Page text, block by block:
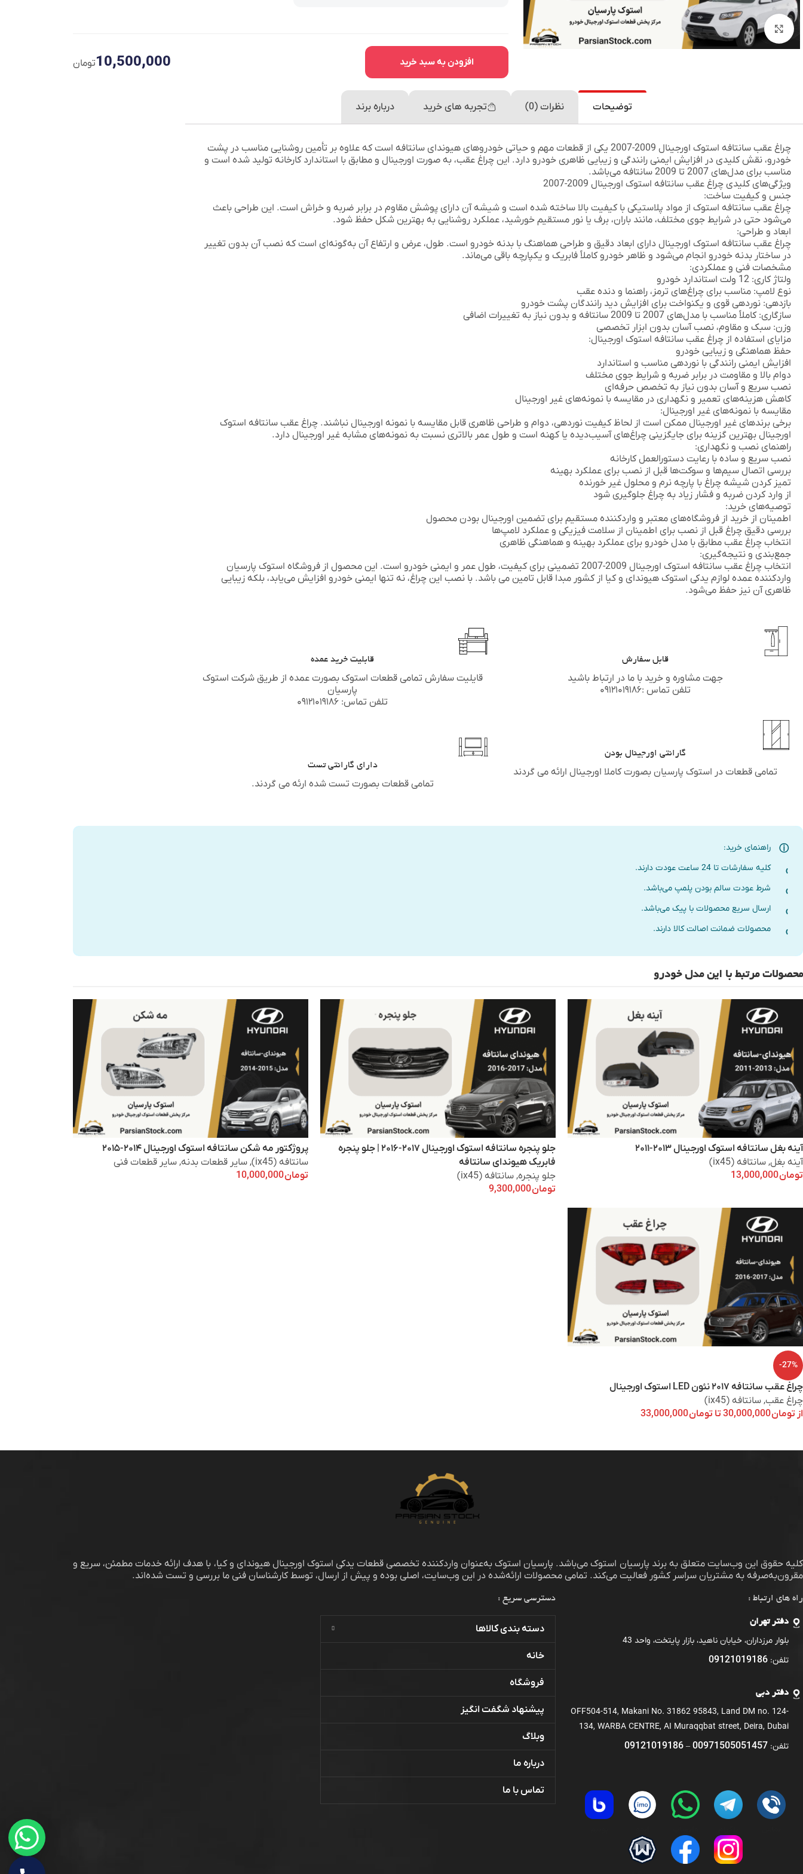
بزرگنمایی تصویر
افزودن به سبد خرید 10,500,000تومان
توضیحات نظرات (0) تجربه های خرید درباره برند
چراغ عقب سانتافه استوک اورجینال 2009-2007
یکی از قطعات مهم و حیاتی خودروهای هیوندای سانتافه است که علاوه بر تأمین روشنایی مناسب در پشت
خودرو، نقش کلیدی در افزایش ایمنی رانندگی و زیبایی ظاهری خودرو دارد. این چراغ عقب، به صورت اورجینال و مطابق با استاندارد کارخانه تولید شده است و
مناسب برای مدل‌های 2007 تا 2009 سانتافه می‌باشد.
ویژگی‌های کلیدی چراغ عقب سانتافه استوک اورجینال 2009-2007
جنس و کیفیت ساخت:
چراغ عقب سانتافه استوک از مواد پلاستیکی با کیفیت بالا ساخته شده است و شیشه آن دارای پوشش مقاوم در برابر ضربه و خراش است. این طراحی باعث
می‌شود حتی در شرایط جوی مختلف، مانند باران، برف یا نور مستقیم خورشید، عملکرد روشنایی به بهترین شکل حفظ شود.
ابعاد و طراحی:
چراغ عقب سانتافه استوک اورجینال دارای ابعاد دقیق و طراحی هماهنگ با بدنه خودرو است. طول، عرض و ارتفاع آن به‌گونه‌ای است که نصب آن بدون تغییر
در ساختار بدنه خودرو انجام می‌شود و ظاهر خودرو کاملاً فابریک و یکپارچه باقی می‌ماند.
مشخصات فنی و عملکردی:
ولتاژ کاری:
نوع لامپ: مناسب برای چراغ‌های ترمز، راهنما و دنده عقب
بازدهی: نوردهی قوی و یکنواخت برای افزایش دید رانندگان پشت خودرو
سازگاری: کاملاً مناسب با مدل‌های 2007 تا 2009 سانتافه و بدون نیاز به تغییرات اضافی
وزن: سبک و مقاوم، نصب آسان بدون ابزار تخصصی
مزایای استفاده از چراغ عقب سانتافه استوک اورجینال:
حفظ هماهنگی و زیبایی خودرو
افزایش ایمنی رانندگی با نوردهی مناسب و استاندارد
دوام بالا و مقاومت در برابر ضربه و شرایط جوی مختلف
نصب سریع و آسان بدون نیاز به تخصص حرفه‌ای
کاهش هزینه‌های تعمیر و نگهداری در مقایسه با نمونه‌های غیر اورجینال
مقایسه با نمونه‌های غیر اورجینال:
برخی برندهای غیر اورجینال ممکن است از لحاظ کیفیت نوردهی، دوام و طراحی ظاهری قابل مقایسه با نمونه اورجینال نباشند. چراغ عقب سانتافه استوک
اورجینال بهترین گزینه برای جایگزینی چراغ‌های آسیب‌دیده یا کهنه است و طول عمر بالاتری نسبت به نمونه‌های مشابه غیر اورجینال دارد.
راهنمای نصب و نگهداری:
نصب سریع و ساده با رعایت دستورالعمل کارخانه
بررسی اتصال سیم‌ها و سوکت‌ها قبل از نصب برای عملکرد بهینه
تمیز کردن شیشه چراغ با پارچه نرم و محلول غیر خورنده
از وارد کردن ضربه و فشار زیاد به چراغ جلوگیری شود
توصیه‌های خرید:
اطمینان از خرید از فروشگاه‌های معتبر و واردکننده مستقیم برای تضمین اورجینال بودن محصول
بررسی دقیق چراغ قبل از نصب برای اطمینان از سلامت فیزیکی و عملکرد لامپ‌ها
انتخاب چراغ عقب مطابق با مدل خودرو برای عملکرد بهینه و هماهنگی ظاهری
جمع‌بندی و نتیجه‌گیری:
انتخاب چراغ عقب سانتافه استوک اورجینال 2009-2007 تضمینی برای کیفیت، طول عمر و ایمنی خودرو است. این محصول از فروشگاه استوک پارسیان
واردکننده عمده لوازم یدکی استوک هیوندای وکیا از کشور مبدا قابل تامین می باشد. با نصب این چراغ، نه تنها ایمنی خودرو افزایش می‌یابد، بلکه زیبایی
ظاهری آن نیز حفظ می‌شود.
قابل سفارش
جهت مشاوره و خرید با ما در ارتباط باشید
تلفن تماس :۰۹۱۲۱۰۱۹۱۸۶
گارانتی اورجینال بودن
تمامی قطعات در استوک پارسیان بصورت کاملا اورجینال ارائه می گردند
قابلیت خرید عمده
قایلیت سفارش تمامی قطعات استوک بصورت عمده از طریق شرکت استوک
پارسیان
تلفن تماس: ۰۹۱۲۱۰۱۹۱۸۶
دارای گارانتی تست
تمامی قطعات بصورت تست شده ارئه می گردند.
راهنمای خرید:
کلیه سفارشات تا 24 ساعت عودت دارند.
شرط عودت سالم بودن پلمپ می‌باشد.
ارسال سریع محصولات با پیک می‌باشد.
محصولات ضمانت اصالت کالا دارند.
محصولات مرتبط با این مدل خودرو
آینه بغل سانتافه استوک اورجینال ۲۰۱۳-۲۰۱۱
آینه بغل, سانتافه (ix45)
تومان
جلو پنجره سانتافه استوک اورجینال ۲۰۱۷-۲۰۱۶ | جلو پنجره
فابریک هیوندای سانتافه
جلو پنجره, سانتافه (ix45)
تومان
پروژکتور مه شکن سانتافه استوک اورجینال ۲۰۱۴-۲۰۱۵
سانتافه (ix45)
, سایر قطعات بدنه, سایر قطعات فنی
تومان
-27%
چراغ عقب سانتافه ۲۰۱۷ نئون LED استوک اورجینال
چراغ عقب, سانتافه (ix45)
از تومان تا تومان
کلیه حقوق این وب‌سایت متعلق به برند پارسیان استوکمی‌باشد. پارسیان استوک به‌عنوان واردکننده تخصصی قطعات یدکی استوک اورجینال هیوندای و کیا، با هدف ارائه خدمات مطمئن، سریع و
مقرون‌به‌صرفه به مشتریان سراسر کشور فعالیت می‌کند. تمامی محصولات ارائه‌شده در این وب‌سایت، اصلی بوده و پیش از ارسال، توسط کارشناسان فنی ما بررسی و تست شده‌اند.
راه های ارتباط :
دفتر تهران
بلوار مرزداران، خیابان ناهید، بازار پایتخت، واحد 43
تلفن: 09121019186
دفتر دبی
OFF504-514, Makani No. 31862 95843, Land DM no. 124-
134, WARBA CENTRE, AI Muraqqbat street, Deira, Dubai
تلفن: 00971505051457
–
09121019186
دسترسی سریع :
دسته بندی کالاها
خانه
فروشگاه
پیشنهاد شگفت انگیز
وبلاگ
درباره ما
تماس با ما